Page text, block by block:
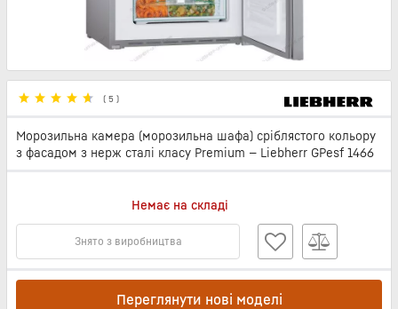
( 5 )
Морозильна камера (морозильна шафа) сріблястого кольору
з фасадом з нерж сталі класу Premium — Liebherr GPesf 1466
Немає на складі
Знято з виробництва
Переглянути нові моделі